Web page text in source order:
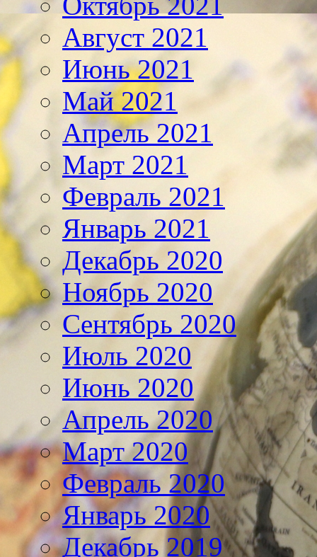
Август 2021
Июнь 2021
Май 2021
Апрель 2021
Март 2021
Февраль 2021
Январь 2021
Декабрь 2020
Ноябрь 2020
Сентябрь 2020
Июль 2020
Июнь 2020
Апрель 2020
Март 2020
Февраль 2020
Январь 2020
Декабрь 2019